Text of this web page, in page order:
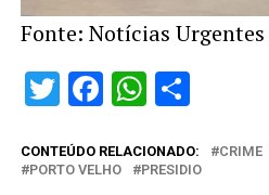
Fonte: Notícias Urgentes
Twitter
Facebook
Share
CONTEÚDO RELACIONADO: CRIME
PORTO VELHO
PRESIDIO